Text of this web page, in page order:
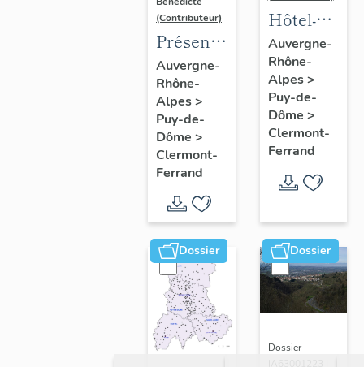
(Contributeur)
Présentation
de
l'opération
ponctuelle
"Muraille
de
Chine"
(de
Clermont-
Ferrand)
Auvergne-
Rhône-
Alpes>
Puy-de-
Dôme >
Clermont-
Ferrand
Hôtel-
Dieu de
Clermont-
Ferrand
: les
raisons
de
l'étude
Auvergne-
Rhône-
Alpes>
Puy-de-
Dôme >
Clermont-
Ferrand
Dossier Dossier
Dossier